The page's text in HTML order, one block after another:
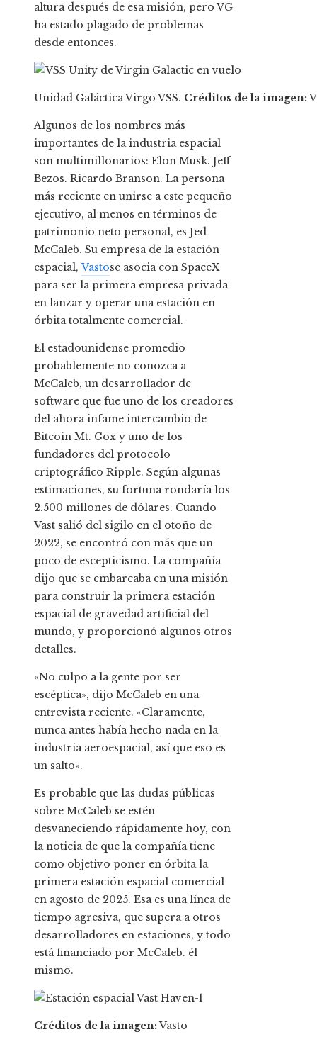
altura después de esa misión, pero VG
ha estado plagado de problemas
desde entonces.
Unidad Galáctica Virgo VSS. Créditos de la imagen:
Algunos de los nombres más
importantes de la industria espacial
son multimillonarios: Elon Musk. Jeff
Bezos. Ricardo Branson. La persona
más reciente en unirse a este pequeño
ejecutivo, al menos en términos de
patrimonio neto personal, es Jed
McCaleb. Su empresa de la estación
espacial,Vastose asocia con SpaceX
para ser la primera empresa privada
en lanzar y operar una estación en
órbita totalmente comercial.
El estadounidense promedio
probablemente no conozca a
McCaleb, un desarrollador de
software que fue uno de los creadores
del ahora infame intercambio de
Bitcoin Mt. Gox y uno de los
fundadores del protocolo
criptográfico Ripple. Según algunas
estimaciones, su fortuna rondaría los
2.500 millones de dólares. Cuando
Vast salió del sigilo en el otoño de
2022, se encontró con más que un
poco de escepticismo. La compañía
dijo que se embarcaba en una misión
para construir la primera estación
espacial de gravedad artificial del
mundo, y proporcionó algunos otros
detalles.
«No culpo a la gente por ser
escéptica», dijo McCaleb en una
entrevista reciente. «Claramente,
nunca antes había hecho nada en la
industria aeroespacial, así que eso es
un salto».
Es probable que las dudas públicas
sobre McCaleb se estén
desvaneciendo rápidamente hoy, con
la noticia de que la compañía tiene
como objetivo poner en órbita la
primera estación espacial comercial
en agosto de 2025. Esa es una línea de
tiempo agresiva, que supera a otros
desarrolladores en estaciones, y todo
está financiado por McCaleb. él
mismo.
Créditos de la imagen:Vasto